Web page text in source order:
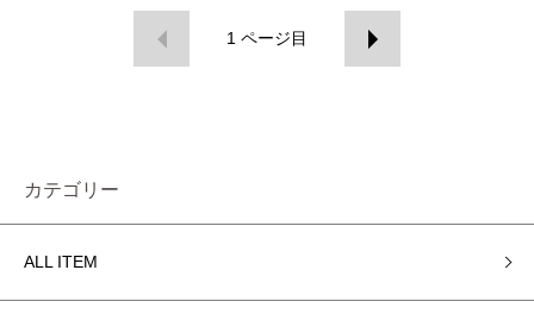
1 ページ目
カテゴリー
ALL ITEM